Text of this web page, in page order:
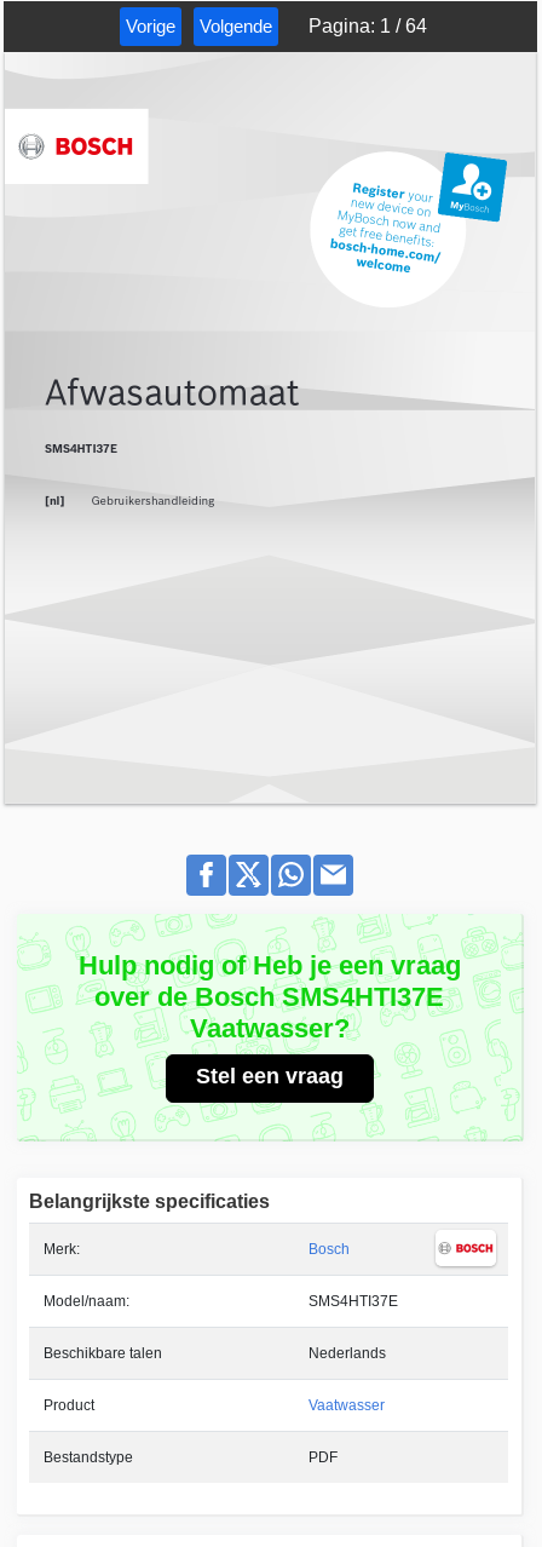
Vorige Volgende Pagina: 1 /64
Hulp nodig of Heb je een vraag
over de Bosch SMS4HTI37E
Vaatwasser?
Stel een vraag
Belangrijkste specificaties
Merk: Bosch
Model/naam: SMS4HTI37E
Beschikbare talen Nederlands
Product Vaatwasser
Bestandstype PDF